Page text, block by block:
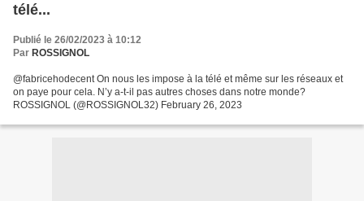
télé...
Publié le 26/02/2023 à 10:12
Par ROSSIGNOL
@fabricehodecent On nous les impose à la télé et même sur les réseaux et
on paye pour cela. N’y a-t-il pas autres choses dans notre monde?
ROSSIGNOL (@ROSSIGNOL32) February 26, 2023